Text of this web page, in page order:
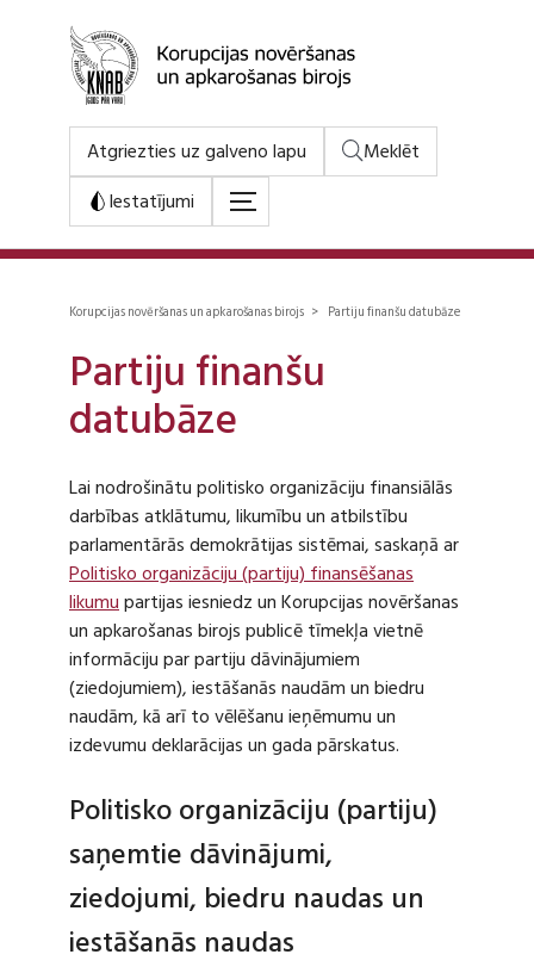
Atgriezties uz galveno lapu
Meklēt
Iestatījumi
Korupcijas novēršanas un apkarošanas birojs > Partiju finanšu datubāze
Partiju finanšu
datubāze
Lai nodrošinātu politisko organizāciju finansiālās
darbības atklātumu, likumību un atbilstību
parlamentārās demokrātijas sistēmai, saskaņā ar
Politisko organizāciju (partiju) finansēšanas
likumupartijas iesniedz un Korupcijas novēršanas
un apkarošanas birojs publicē tīmekļa vietnē
informāciju par partiju dāvinājumiem
(ziedojumiem), iestāšanās naudām un biedru
naudām, kā arī to vēlēšanu ieņēmumu un
izdevumu deklarācijas un gada pārskatus.
Politisko organizāciju (partiju)
saņemtie dāvinājumi,
ziedojumi, biedru naudas un
iestāšanās naudas